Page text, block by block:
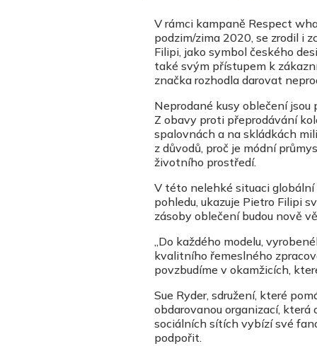
V rámci kampaně Respect
podzim/zima 2020, se zrodil i
Filipi, jako symbol českého
také svým přístupem k
značka rozhodla darovat
Neprodané kusy oblečení
Z obavy proti přeprodávání
spalovnách a na skládkách
z důvodů, proč je módní
životního prostředí.
V této nelehké situaci globální
pohledu, ukazuje Pietro Filipi
zásoby oblečení budou nově
„Do každého modelu,
kvalitního řemeslného
povzbudíme v okamžicích,
Sue Ryder, sdružení, které
obdarovanou organizací,
sociálních sítích vybízí své
podpořit.